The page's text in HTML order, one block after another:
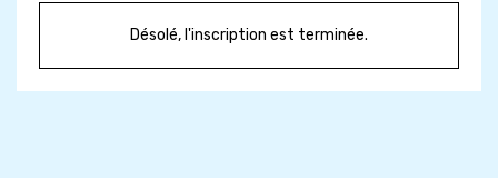
Désolé, l'inscription est terminée.